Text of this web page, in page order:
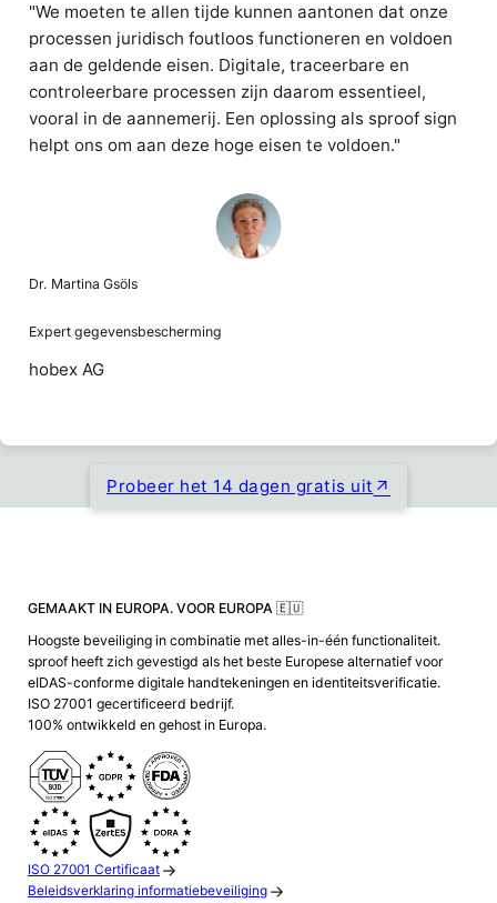
"We moeten te allen tijde kunnen aantonen dat onze
processen juridisch foutloos functioneren en voldoen
aan de geldende eisen. Digitale, traceerbare en
controleerbare processen zijn daarom essentieel,
vooral in de aannemerij. Een oplossing als sproof sign
helpt ons om aan deze hoge eisen te voldoen."
Dr. Martina Gsöls
Expert gegevensbescherming
hobex AG
Probeer het 14 dagen gratis uit
GEMAAKT IN EUROPA. VOOR EUROPA 🇪🇺
Hoogste beveiliging in combinatie met alles-in-één functionaliteit.
sproof heeft zich gevestigd als het beste Europese alternatief voor
eIDAS-conforme digitale handtekeningen en identiteitsverificatie.
ISO 27001 gecertificeerd bedrijf.
100% ontwikkeld en gehost in Europa.
ISO 27001 Certificaat
Beleidsverklaring informatiebeveiliging